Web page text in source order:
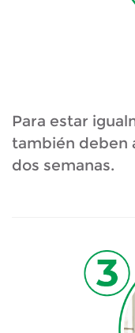
Para estar
también deben
dos semanas.